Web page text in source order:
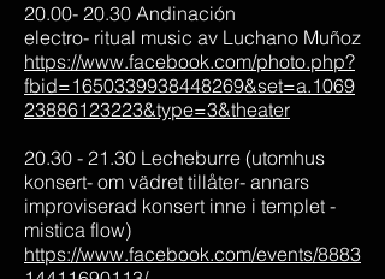
20.00- 20.30 Andinación
electro- ritual music av Luchano Muñoz
https://www.facebook.com/photo.php?
fbid=1650339938448269&set=a.1069
23886123223&type=3&theater
20.30 - 21.30 Lecheburre (utomhus
konsert- om vädret tillåter- annars
improviserad konsert inne i templet -
mistica flow)
https://www.facebook.com/events/8883